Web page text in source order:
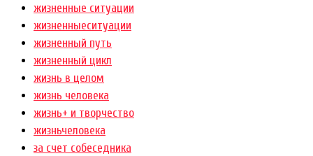
жизненные ситуации
жизненныеситуации
жизненный путь
жизненный цикл
жизнь в целом
жизнь человека
жизнь+ и творчество
жизньчеловека
за счет собеседника